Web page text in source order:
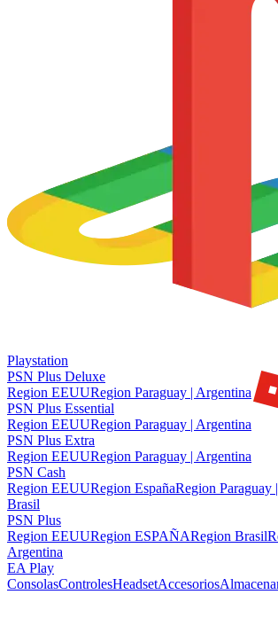
Playstation
PSN Plus Deluxe
Region EEUURegion Paraguay | Argentina
PSN Plus Essential
Region EEUURegion Paraguay | Argentina
PSN Plus Extra
Region EEUURegion Paraguay | Argentina
PSN Cash
Region EEUURegion EspañaRegion Paraguay
Brasil
PSN Plus
Region EEUURegion ESPAÑARegion Brasil
Argentina
EA Play
ConsolasControlesHeadsetAccesorios